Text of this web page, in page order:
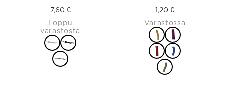
VALITSE
VAIHTOEHDOISTA
7,60 €
Loppu
varastosta
VALITSE
VAIHTOEHDOISTA
1,20 €
Varastossa